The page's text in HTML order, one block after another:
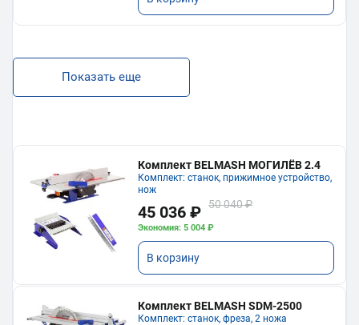
Показать еще
Комплект BELMASH МОГИЛЁВ 2.4
Комплект: станок, прижимное устройство,
нож
45 036 ₽ 50 040 ₽
Экономия: 5 004 ₽
В корзину
Комплект BELMASH SDM-2500
Комплект: станок, фреза, 2 ножа